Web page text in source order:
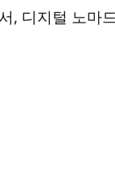
, 디지털 노마